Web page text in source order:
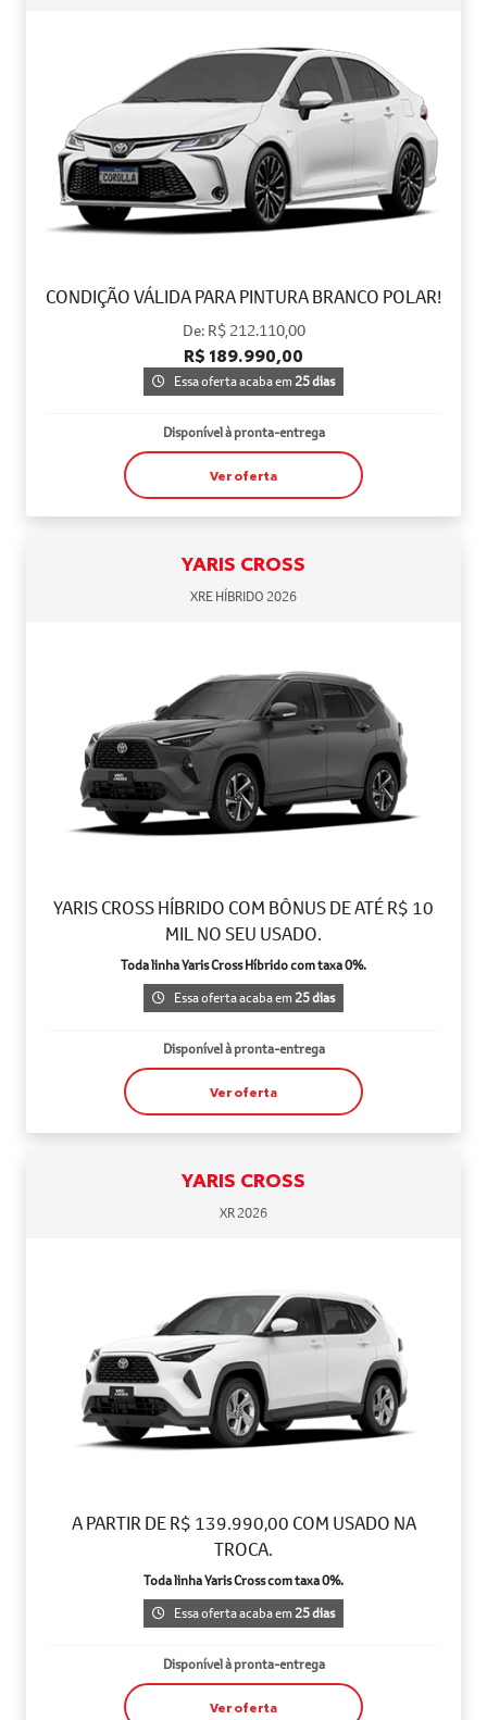
CONDIÇÃO VÁLIDA PARA PINTURA BRANCO POLAR!
De: R$ 212.110,00
R$ 189.990,00
Essa oferta acaba em25 dias
Disponível à pronta-entrega
Ver oferta
YARIS CROSS
XRE HÍBRIDO 2026
YARIS CROSS HÍBRIDO COM BÔNUS DE ATÉ R$ 10
MIL NO SEU USADO.
Toda linha Yaris Cross Híbrido com taxa 0%.
Essa oferta acaba em25 dias
Disponível à pronta-entrega
Ver oferta
YARIS CROSS
XR 2026
A PARTIR DE R$ 139.990,00 COM USADO NA
TROCA.
Toda linha Yaris Cross com taxa 0%.
Essa oferta acaba em25 dias
Disponível à pronta-entrega
Ver oferta